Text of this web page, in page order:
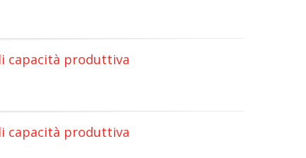
capacità produttiva
capacità produttiva